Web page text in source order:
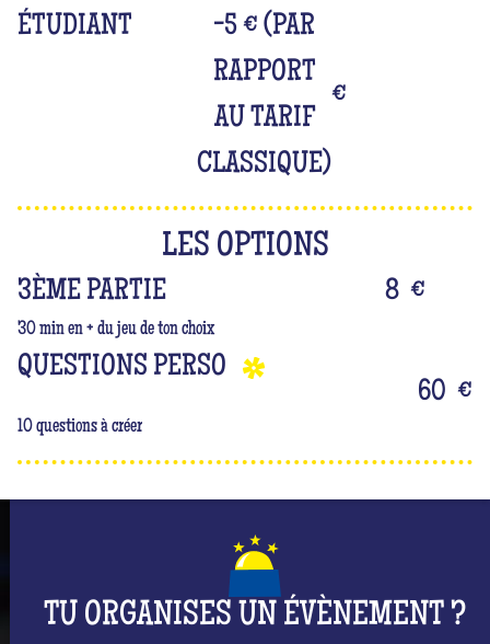
ÉTUDIANT
-5 € (PAR
RAPPORT
AU TARIF
CLASSIQUE)
€
LES OPTIONS
3ÈME PARTIE
30 min en + du jeu de ton choix
8 €
QUESTIONS PERSO
10 questions à créer
60 €
TU ORGANISES UN ÉVÈNEMENT ?